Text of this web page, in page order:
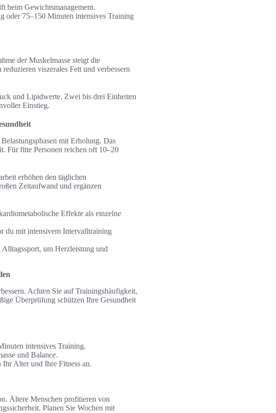
beim Gewichtsmanagement.
oder 75–150 Minuten intensives Training
der Muskelmasse steigt die
viszerales Fett und verbessern
und Lipidwerte. Zwei bis drei Einheiten
Einstieg.
mit Erholung. Das
Für fitte Personen reichen oft 10–20
erhöhen den täglichen
Zeitaufwand und ergänzen
Effekte als einzelne
du mit intensivem Intervalltraining
um Herzleistung und
Achten Sie auf Trainingshäufigkeit,
Überprüfung schützen Ihre Gesundheit
intensives Training.
und Balance.
Ihr Alter und Ihre Fitness an.
Ältere Menschen profitieren von
Planen Sie Wochen mit